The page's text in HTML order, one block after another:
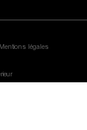
Mentions légales